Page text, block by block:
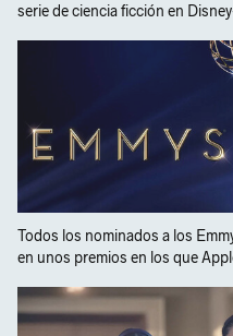
serie de ciencia ficción en
Todos los nominados a los
en unos premios en los que